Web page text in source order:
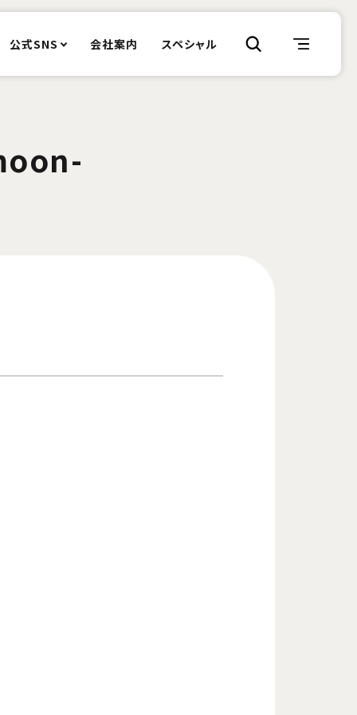
公式SNS 会社案内 スペシャル